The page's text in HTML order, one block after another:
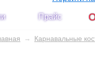
Прайс
→ Карнавальные